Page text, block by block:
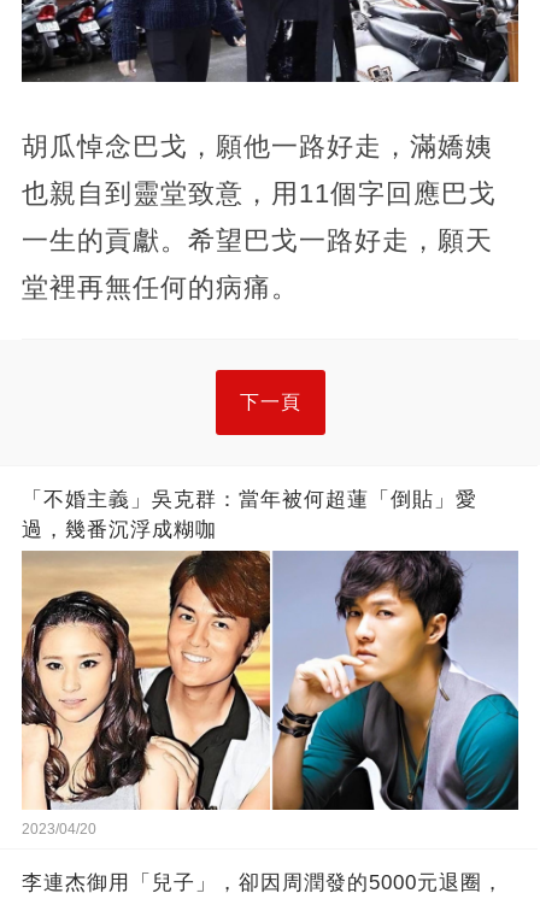
胡瓜悼念巴戈，願他一路好走，滿嬌姨
也親自到靈堂致意，用11個字回應巴戈
一生的貢獻。希望巴戈一路好走，願天
堂裡再無任何的病痛。
下一頁
「不婚主義」吳克群：當年被何超蓮「倒貼」愛
過，幾番沉浮成糊咖
2023/04/20
李連杰御用「兒子」，卻因周潤發的5000元退圈，